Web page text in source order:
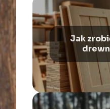
Jak
Poradnik